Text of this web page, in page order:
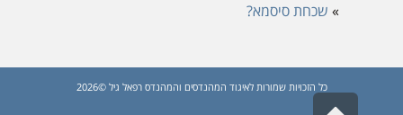
» שכחת סיסמא?
כל הזכויות שמורות לאיגוד המהנדסים והמהנדס רפאל גיל ©2026